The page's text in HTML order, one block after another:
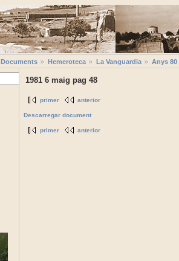
Documents Hemeroteca La Vanguardia Anys 80
1981 6 maig pag 48
primer anterior
Descarregar document
primer anterior